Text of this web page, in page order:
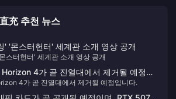
充 추천 뉴스
' '몬스터헌터' 세계관 소개 영상 공개
스터헌터' 세계관 소개 영상 공개
4가 곧 진열대에서 제거될 예정입
4가 곧 진열대에서 제거될 예정입니다.